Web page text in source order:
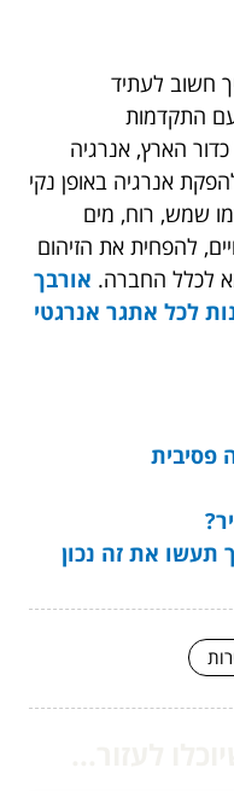
חשוב לעתיד
התקדמות
הארץ, אנרגיה
אנרגיה באופן נקי
שמש, רוח, מים
להפחית את הזיהום
לכלל החברה. אורבך
לכל אתגר אנרגטי
פסיבית
את זה נכון